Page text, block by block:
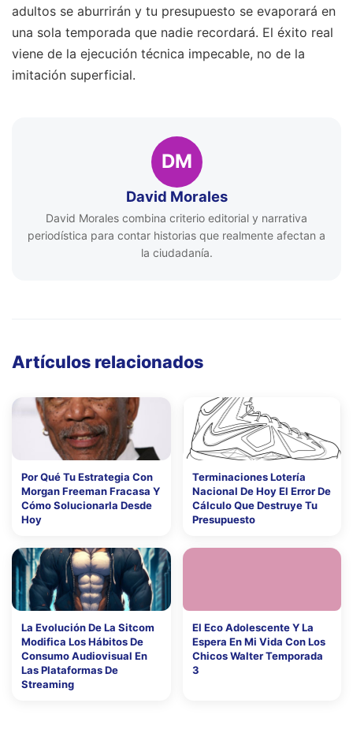
adultos se aburrirán y tu presupuesto se evaporará en
una sola temporada que nadie recordará. El éxito real
viene de la ejecución técnica impecable, no de la
imitación superficial.
DM
David Morales
David Morales combina criterio editorial y narrativa
periodística para contar historias que realmente afectan a
la ciudadanía.
Artículos relacionados
Por Qué Tu Estrategia Con
Morgan Freeman Fracasa Y
Cómo Solucionarla Desde
Hoy
Terminaciones Lotería
Nacional De Hoy El Error De
Cálculo Que Destruye Tu
Presupuesto
La Evolución De La Sitcom
Modifica Los Hábitos De
Consumo Audiovisual En
Las Plataformas De
Streaming
El Eco Adolescente Y La
Espera En Mi Vida Con Los
Chicos Walter Temporada
3